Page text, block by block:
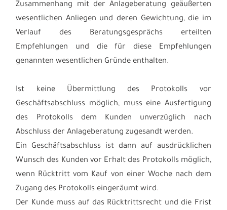
Zusammenhang mit der Anlageberatung geäußerten
wesentlichen Anliegen und deren Gewichtung, die im
Verlauf des Beratungsgesprächs erteilten
Empfehlungen und die für diese Empfehlungen
genannten wesentlichen Gründe enthalten.
Ist keine Übermittlung des Protokolls vor
Geschäftsabschluss möglich, muss eine Ausfertigung
des Protokolls dem Kunden unverzüglich nach
Abschluss der Anlageberatung zugesandt werden.
Ein Geschäftsabschluss ist dann auf ausdrücklichen
Wunsch des Kunden vor Erhalt des Protokolls möglich,
wenn Rücktritt vom Kauf von einer Woche nach dem
Zugang des Protokolls eingeräumt wird.
Der Kunde muss auf das Rücktrittsrecht und die Frist